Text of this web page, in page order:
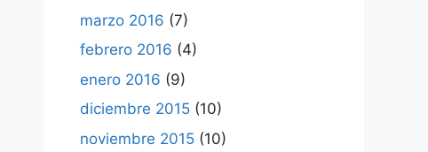
marzo 2016 (7)
febrero 2016 (4)
enero 2016 (9)
diciembre 2015 (10)
noviembre 2015 (10)